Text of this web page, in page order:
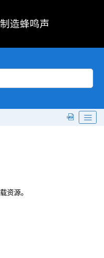
造蜂鸣声
资源。